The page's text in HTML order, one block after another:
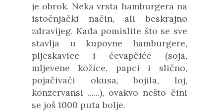
je obrok. Neka vrsta hamburgera na
istočnjački način, ali beskrajno
zdravijeg. Kada pomislite što se sve
stavlja u kupovne hamburgere,
pljeskavice i ćevapčiće (soja,
mljevene kožice, papci i slično,
pojačivači okusa, bojila, loj,
konzervansi ......), ovakvo nešto čini
se još 1000 puta bolje.